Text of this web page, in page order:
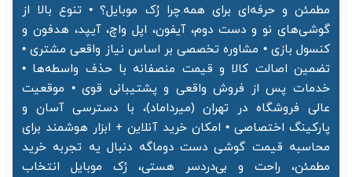
مطمئن و حرفه‌ای برای همه.چرا رُک موبایل؟ • تنوع بالا از
گوشی‌های نو و دست دوم، آیفون، اپل واچ، آیپد، هدفون و
کنسول بازی • مشاوره تخصصی بر اساس نیاز واقعی مشتری •
تضمین اصالت کالا و قیمت منصفانه با حذف واسطه‌ها •
خدمات پس از فروش واقعی و پشتیبانی قوی • موقعیت
عالی فروشگاه در تهران (میرداماد)، با دسترسی آسان و
پارکینگ اختصاصی • امکان خرید آنلاین + ابزار هوشمند برای
محاسبه قیمت گوشی دست دوماگه دنبال یه تجربه خرید
مطمئن، راحت و بی‌دردسر هستی، رُک موبایل انتخاب